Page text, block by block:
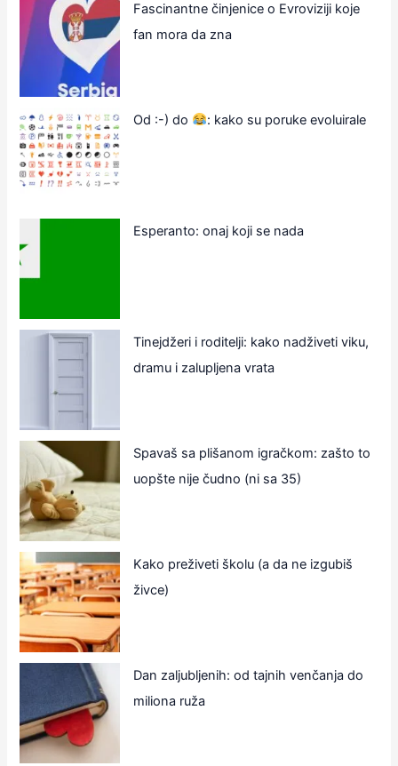
Fascinantne činjenice o Evroviziji koje
fan mora da zna
Od :-) do : kako su poruke evoluirale
Esperanto: onaj koji se nada
Tinejdžeri i roditelji: kako nadživeti viku,
dramu i zalupljena vrata
Spavaš sa plišanom igračkom: zašto to
uopšte nije čudno (ni sa 35)
Kako preživeti školu (a da ne izgubiš
živce)
Dan zaljubljenih: od tajnih venčanja do
miliona ruža